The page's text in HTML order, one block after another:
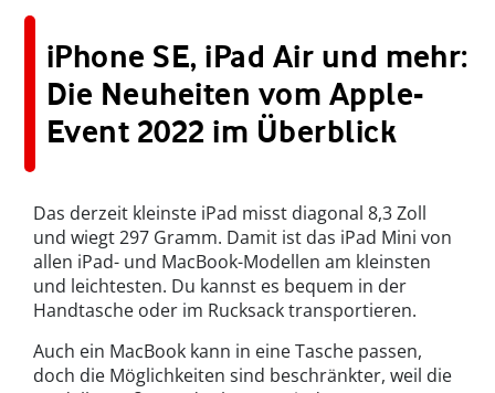
iPhone SE, iPad Air und mehr:
Die Neuheiten vom Apple-
Event 2022 im Überblick
Das derzeit kleinste iPad misst diagonal 8,3 Zoll
und wiegt 297 Gramm. Damit ist das iPad Mini von
allen iPad- und MacBook-Modellen am kleinsten
und leichtesten. Du kannst es bequem in der
Handtasche oder im Rucksack transportieren.
Auch ein MacBook kann in eine Tasche passen,
doch die Möglichkeiten sind beschränkter, weil die